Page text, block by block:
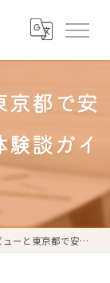
京都で安
談ガイ
心して利用するための体験談ガイド